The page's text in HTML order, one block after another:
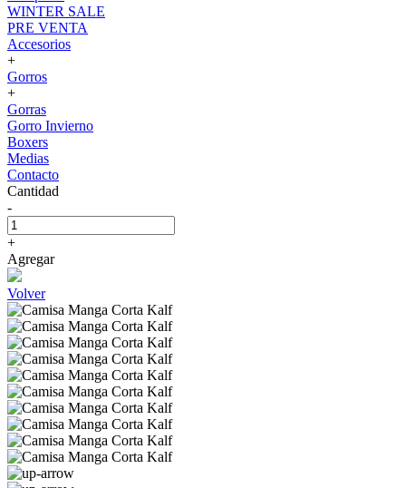
WINTER SALE
PRE VENTA
Accesorios
+
Gorros
+
Gorras
Gorro Invierno
Boxers
Medias
Contacto
Cantidad
-
+
Agregar
Volver